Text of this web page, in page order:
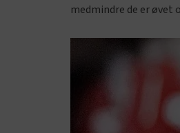
medmindre de er øvet